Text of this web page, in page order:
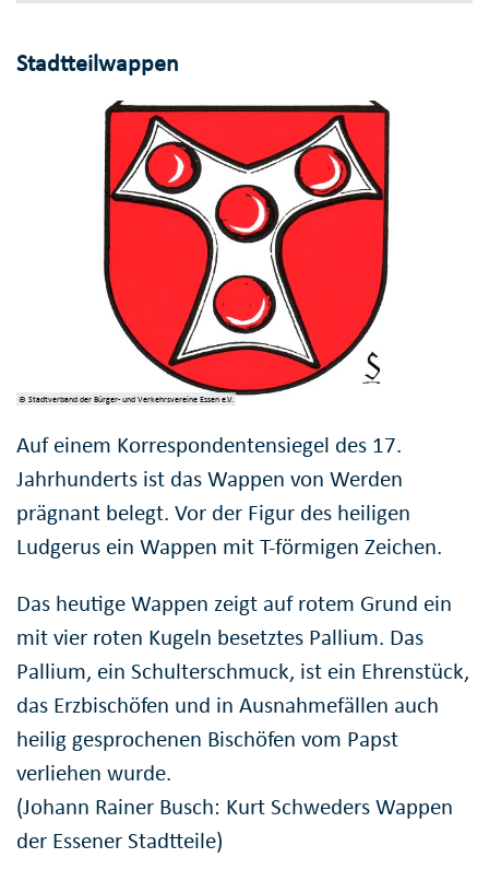
Stadtteilwappen
© Stadtverband der Bürger- und Verkehrsvereine Essen e.V.
Auf einem Korrespondentensiegel des 17.
Jahrhunderts ist das Wappen von Werden
prägnant belegt. Vor der Figur des heiligen
Ludgerus ein Wappen mit T-förmigen Zeichen.
Das heutige Wappen zeigt auf rotem Grund ein
mit vier roten Kugeln besetztes Pallium. Das
Pallium, ein Schulterschmuck, ist ein Ehrenstück,
das Erzbischöfen und in Ausnahmefällen auch
heilig gesprochenen Bischöfen vom Papst
verliehen wurde.
(Johann Rainer Busch: Kurt Schweders Wappen
der Essener Stadtteile)